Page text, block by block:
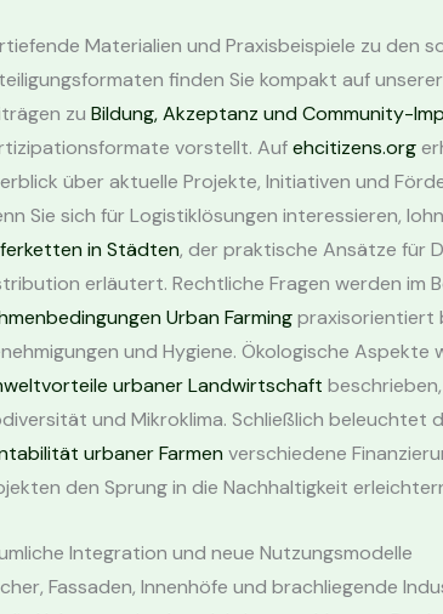
Materialien und Praxisbeispiele zu den
finden Sie kompakt auf
zu Bildung, Akzeptanz und Community-
vorstellt. Aufehcitizens.org
über aktuelle Projekte, Initiativen und
Sie sich für Logistiklösungen interessieren,
in Städten, der praktische Ansätze für
erläutert. Rechtliche Fragen werden im
Urban Farmingpraxisorientiert
und Hygiene. Ökologische Aspekte
urbaner Landwirtschaft
und Mikroklima. Schließlich beleuchtet
urbaner Farmen verschiedene
den Sprung in die Nachhaltigkeit
Integration und neue Nutzungsmodelle
Fassaden, Innenhöfe und brachliegende